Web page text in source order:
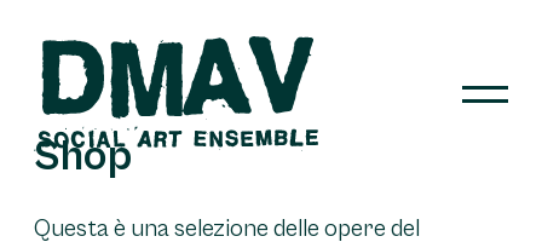
content
DMAV
Shop
Questa è una selezione delle opere del